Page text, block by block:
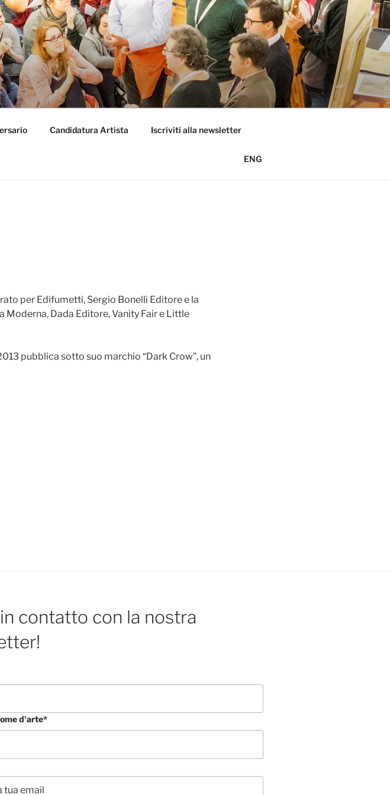
Candidatura Artista Iscriviti alla newsletter
ENG
per Edifumetti, Sergio Bonelli Editore e la
Dada Editore, Vanity Fair e Little
pubblica sotto suo marchio “Dark Crow”, un
contatto con la nostra
d'arte*